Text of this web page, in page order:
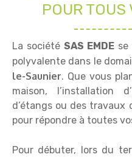
POUR
La société SAS EMDE se
polyvalente dans le
le-Saunier. Que vous
maison, l’installation
d’étangs ou des travaux
pour répondre à toutes
Pour débuter, lors du